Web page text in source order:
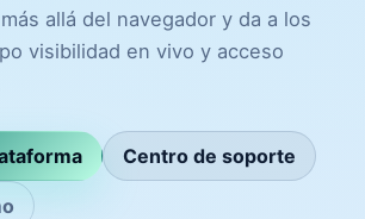
allá del navegador y da a los
visibilidad en vivo y acceso
Centro de soporte